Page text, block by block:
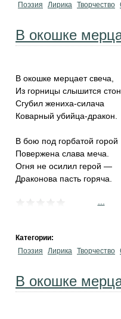
Поэзия
Лирика Творчество
В окошке
В окошке мерцает свеча,
Из горницы слышится стон.
Сгубил жениха-силача
Коварный убийца-дракон.
В бою под горбатой горой
Повержена слава меча.
Огня не осилил герой —
Драконова пасть горяча.
Категории:
Поэзия
Лирика Творчество
В окошке